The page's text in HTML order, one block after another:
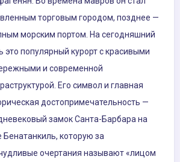
торговым городом, позднее —
морским портом. На сегодняшний
это популярный курорт с красивыми
и современной
Его символ и главная
достопримечательность —
замок Санта-Барбара на
Бенатанкиль, которую за
очертания называют «лицом